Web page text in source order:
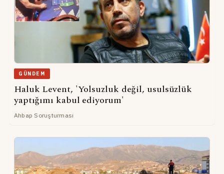
GÜNDEM
Haluk Levent, 'Yolsuzluk değil, usulsüzlük
yaptığımı kabul ediyorum'
Ahbap Soruşturması